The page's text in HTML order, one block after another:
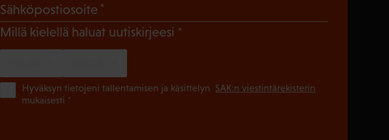
Sähköpostiosoite
Millä kielellä haluat uutiskirjeesi (Pakollinen)
Hyväksyn tietojeni tallentamisen ja käsittelyn SAK:n viestintärekisterin
mukaisesti *